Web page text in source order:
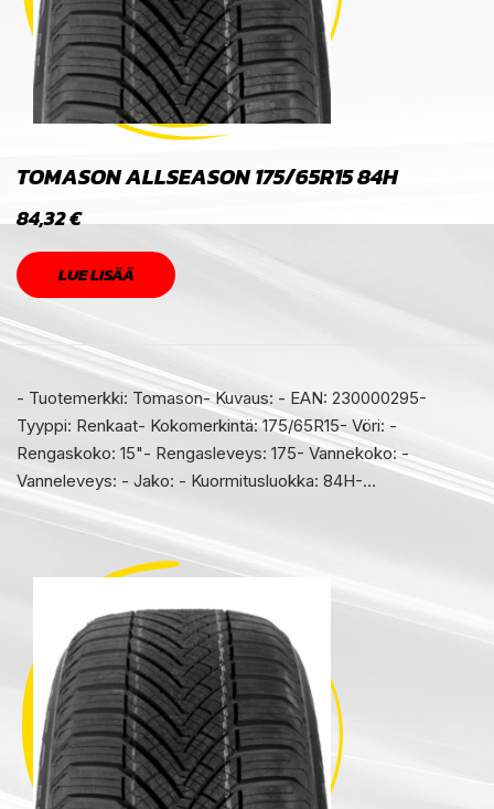
TOMASON ALLSEASON 175/65R15 84H
84,32€
LUE LISÄÄ
- Tuotemerkki: Tomason- Kuvaus: - EAN: 230000295-
Tyyppi: Renkaat- Kokomerkintä: 175/65R15- Vöri: -
Rengaskoko: 15"- Rengasleveys: 175- Vannekoko: -
Vanneleveys: - Jako: - Kuormitusluokka: 84H-…